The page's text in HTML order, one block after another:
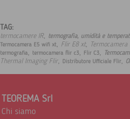
TAG:
termocamere IR, termografia, umidità e
Termocamera E5 wifi xt, Flir E8 xt,
termografia, termocamera flir c3, Flir C3,
Thermal Imaging Flir, Distributore Ufficiale Flir,
TEOREMA Srl
Chi siamo